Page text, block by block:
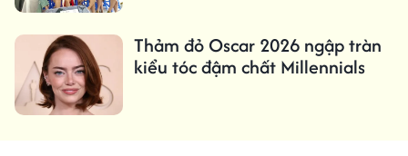
Thảm đỏ Oscar 2026 ngập tràn
kiểu tóc đậm chất Millennials